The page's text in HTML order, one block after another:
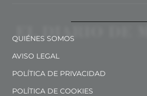
QUIÉNES SOMOS
AVISO LEGAL
POLÍTICA DE PRIVACIDAD
POLÍTICA DE COOKIES